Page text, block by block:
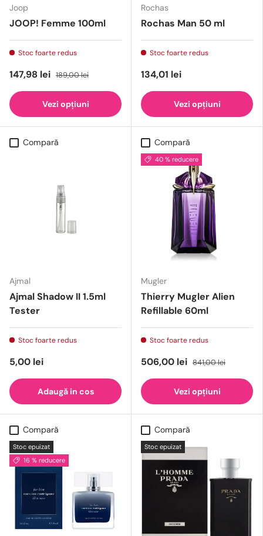
Joop
JOOP! Femme 100ml
Stoc foarte redus
147,98 lei 189,00 lei
Vezi opțiuni
Rochas
Rochas Man 50 ml
Stoc foarte redus
134,01 lei
Vezi opțiuni
Compară
Ajmal
Ajmal Shadow II 1.5ml
Tester
Stoc foarte redus
5,00 lei
Adaugă in cos
Compară
40 % reducere
Mugler
Thierry Mugler Alien
Refillable 60ml
Stoc foarte redus
506,00 lei 841,00 lei
Vezi opțiuni
Compară
Stoc epuizat
16 % reducere
Compară
Stoc epuizat